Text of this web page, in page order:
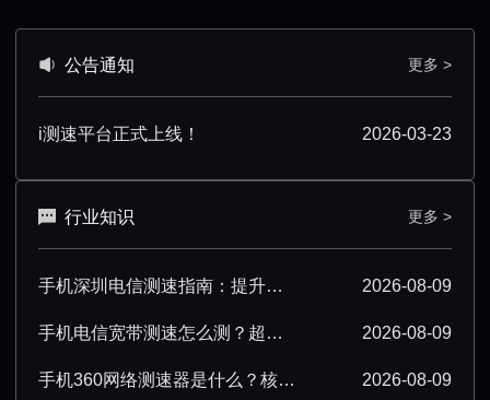
公告通知 更多 >
i测速平台正式上线！ 2026-03-23
行业知识 更多 >
手机深圳电信测速指南：提升测速准确性技巧汇总 2026-08-09
手机电信宽带测速怎么测？超详细操作步骤分享 2026-08-09
手机360网络测速器是什么？核心功能与使用场景解析 2026-08-09